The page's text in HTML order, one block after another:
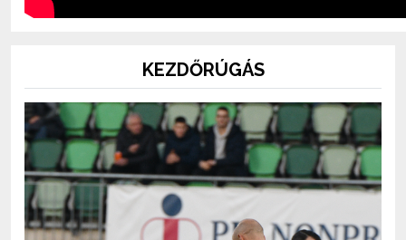
KEZDŐRÚGÁS